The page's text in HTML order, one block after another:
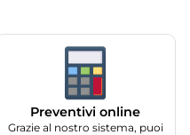
Preventivi online
Grazie al nostro sistema, puoi